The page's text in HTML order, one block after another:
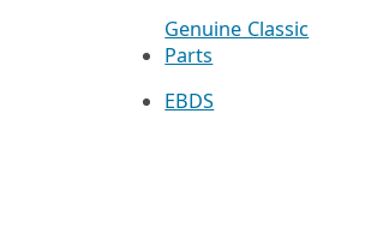
Genuine Classic
Parts
EBDS